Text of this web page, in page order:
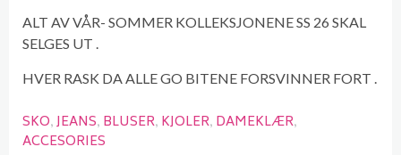
ALT AV VÅR- SOMMER KOLLEKSJONENE SS 26 SKAL
SELGES UT .
HVER RASK DA ALLE GO BITENE FORSVINNER FORT .
SKO JEANS BLUSER KJOLER DAMEKLÆR
ACCESORIES